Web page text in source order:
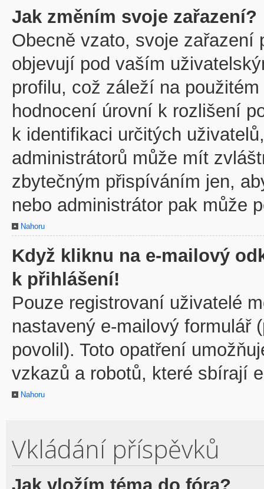
Jak změním svoje zařazení?
Obecně vzato, svoje zařazení
objevují pod vaším
profilu, což záleží na
hodnocení úrovní k rozlišení
k identifikaci určitých
administrátorů může mít
zbytečným přispíváním jen,
nebo administrátor pak může
Nahoru
Když kliknu na e-mailový
k přihlášení!
Pouze registrovaní uživatelé
nastavený e-mailový formulář
povolil). Toto opatření
vzkazů a robotů, které sbírají
Nahoru
Vkládání příspěvků